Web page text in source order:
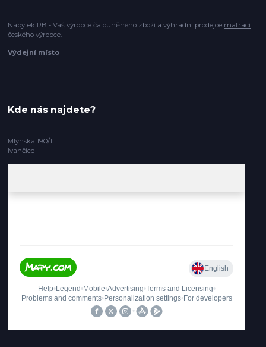
Nábytek RB - Váš výrobce čalouněného zboží a výhradní prodejce matrací
českého výrobce.
Výdejní místo
Kde nás najdete?
Mlýnská 190/1
Ivančice